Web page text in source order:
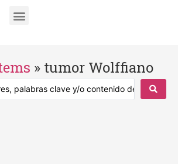
» tumor Wolffiano